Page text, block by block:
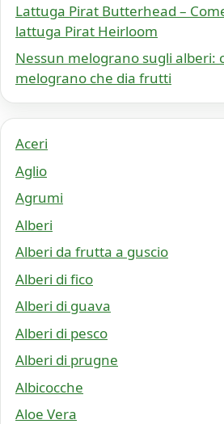
Lattuga Pirat Butterhead –
lattuga Pirat Heirloom
Nessun melograno sugli alberi:
melograno che dia frutti
Aceri
Aglio
Agrumi
Alberi
Alberi da frutta a guscio
Alberi di fico
Alberi di guava
Alberi di pesco
Alberi di prugne
Albicocche
Aloe Vera